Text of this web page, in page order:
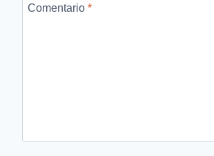
Comentario *